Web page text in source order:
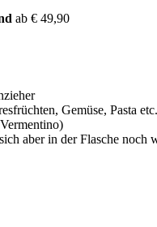
ab € 49,90
Gemüse, Pasta etc.
aber in der Flasche noch